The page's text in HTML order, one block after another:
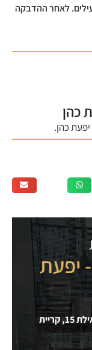
לאחר ההדבקה
כהן
כהן.
יפעת
סניף חיפה: שדרות אח"י אילת 15, קריית